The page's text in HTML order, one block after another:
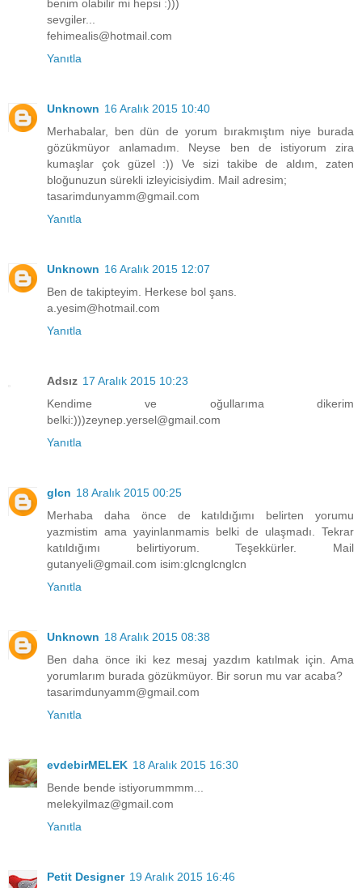
benim olabilir mi hepsi :)))
sevgiler...
fehimealis@hotmail.com
Yanıtla
Unknown 16 Aralık 2015 10:40
Merhabalar, ben dün de yorum bırakmıştım niye burada
gözükmüyor anlamadım. Neyse ben de istiyorum zira
kumaşlar çok güzel :)) Ve sizi takibe de aldım, zaten
bloğunuzun sürekli izleyicisiydim. Mail adresim;
tasarimdunyamm@gmail.com
Yanıtla
Unknown 16 Aralık 2015 12:07
Ben de takipteyim. Herkese bol şans.
a.yesim@hotmail.com
Yanıtla
Adsız 17 Aralık 2015 10:23
Kendime ve oğullarıma dikerim
belki:)))zeynep.yersel@gmail.com
Yanıtla
glcn 18 Aralık 2015 00:25
Merhaba daha önce de katıldığımı belirten yorumu
yazmistim ama yayinlanmamis belki de ulaşmadı. Tekrar
katıldığımı belirtiyorum. Teşekkürler. Mail
gutanyeli@gmail.com isim:glcnglcnglcn
Yanıtla
Unknown 18 Aralık 2015 08:38
Ben daha önce iki kez mesaj yazdım katılmak için. Ama
yorumlarım burada gözükmüyor. Bir sorun mu var acaba?
tasarimdunyamm@gmail.com
Yanıtla
evdebirMELEK 18 Aralık 2015 16:30
Bende bende istiyorummmm...
melekyilmaz@gmail.com
Yanıtla
Petit Designer 19 Aralık 2015 16:46